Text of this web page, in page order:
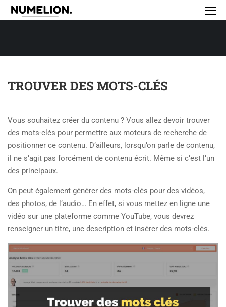
TROUVER DES MOTS-CLÉS
Vous souhaitez créer du contenu ? Vous allez devoir trouver
des mots-clés pour permettre aux moteurs de recherche de
positionner ce contenu. D’ailleurs, lorsqu’on parle de contenu,
il ne s’agit pas forcément de contenu écrit. Même si c’est l’un
des principaux.
On peut également générer des mots-clés pour des vidéos,
des photos, de l’audio… En effet, si vous mettez en ligne une
vidéo sur une plateforme comme YouTube, vous devrez
renseigner un titre, une description et insérer des mots-clés.